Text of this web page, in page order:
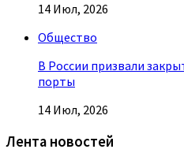
14 Июл, 2026
Общество
В России призвали
порты
14 Июл, 2026
Лента новостей